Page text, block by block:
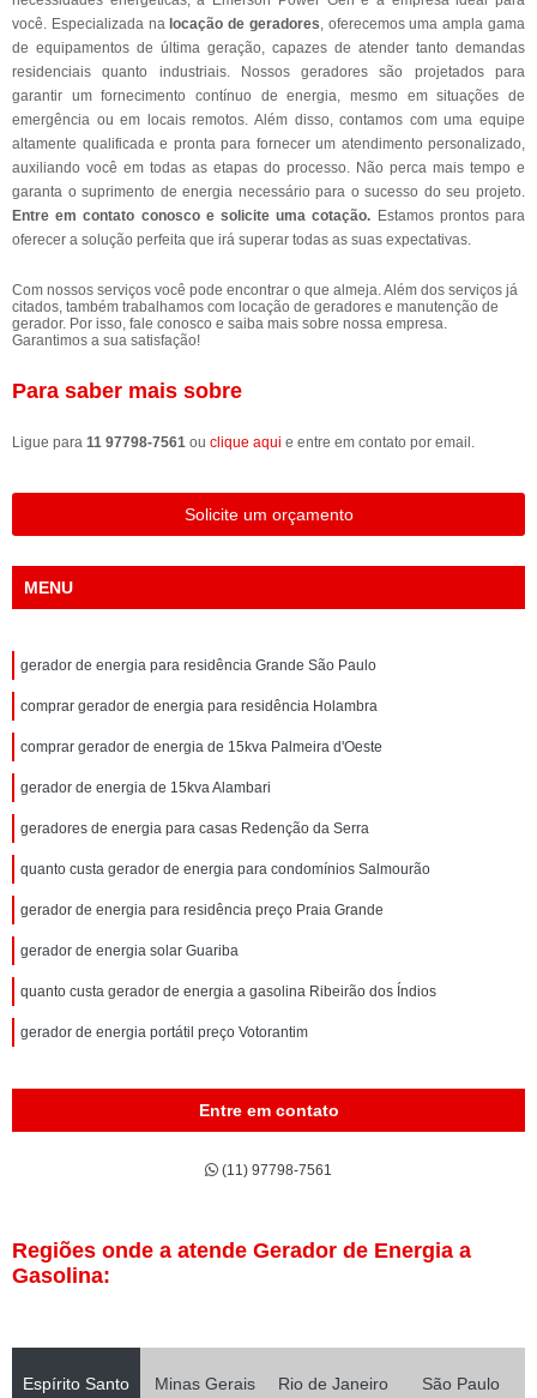
você. Especializada na locação de geradores, oferecemos uma ampla gama
de equipamentos de última geração, capazes de atender tanto demandas
residenciais quanto industriais. Nossos geradores são projetados para
garantir um fornecimento contínuo de energia, mesmo em situações de
emergência ou em locais remotos. Além disso, contamos com uma equipe
altamente qualificada e pronta para fornecer um atendimento personalizado,
auxiliando você em todas as etapas do processo. Não perca mais tempo e
garanta o suprimento de energia necessário para o sucesso do seu projeto.
Entre em contato conosco e solicite uma cotação. Estamos prontos para
oferecer a solução perfeita que irá superar todas as suas expectativas.
Com nossos serviços você pode encontrar o que almeja. Além dos serviços já
citados, também trabalhamos com locação de geradores e manutenção de
gerador. Por isso, fale conosco e saiba mais sobre nossa empresa.
Garantimos a sua satisfação!
Para saber mais sobre
Ligue para 11 97798-7561 ou clique aqui e entre em contato por email.
Solicite um orçamento
MENU
gerador de energia para residência Grande São Paulo
comprar gerador de energia para residência Holambra
comprar gerador de energia de 15kva Palmeira d'Oeste
gerador de energia de 15kva Alambari
geradores de energia para casas Redenção da Serra
quanto custa gerador de energia para condomínios Salmourão
gerador de energia para residência preço Praia Grande
gerador de energia solar Guariba
quanto custa gerador de energia a gasolina Ribeirão dos Índios
gerador de energia portátil preço Votorantim
Entre em contato
(11) 97798-7561
Regiões onde a atende Gerador de Energia a
Gasolina:
Espírito Santo Minas Gerais Rio de Janeiro São Paulo